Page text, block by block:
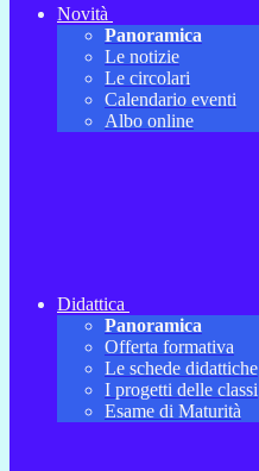
Novità
Panoramica
Le notizie
Le circolari
Calendario eventi
Albo online
Didattica
Panoramica
Offerta formativa
Le schede didattiche
I progetti delle classi
Esame di Maturità